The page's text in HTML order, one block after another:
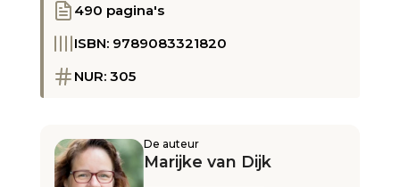
490 pagina's
ISBN: 9789083321820
NUR: 305
De auteur
Marijke van Dijk